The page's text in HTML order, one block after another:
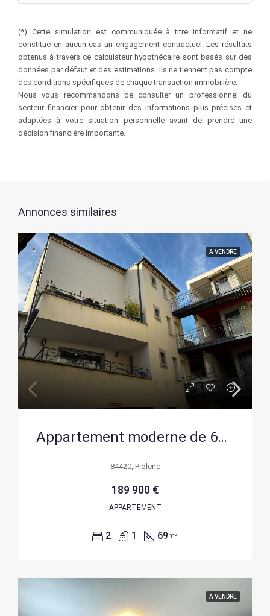
(*) Cette simulation est communiquée à titre informatif et ne
constitue en aucun cas un engagement contractuel. Les résultats
obtenus à travers ce calculateur hypothécaire sont basés sur des
données par défaut et des estimations. Ils ne tiennent pas compte
des conditions spécifiques de chaque transaction immobilière.
Nous vous recommandons de consulter un professionnel du
secteur financier pour obtenir des informations plus précises et
adaptées à votre situation personnelle avant de prendre une
décision financière importante.
Annonces similaires
A VENDRE
Appartement moderne de 69 m² à Piolenc avec terrasse, piscine et parking en résidence sécurisée
84420, Piolenc
189 900 €
APPARTEMENT
2 1 69m²
A VENDRE